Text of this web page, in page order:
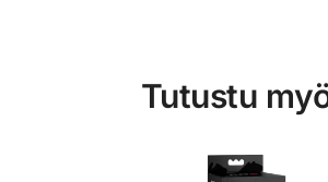
Tutustu